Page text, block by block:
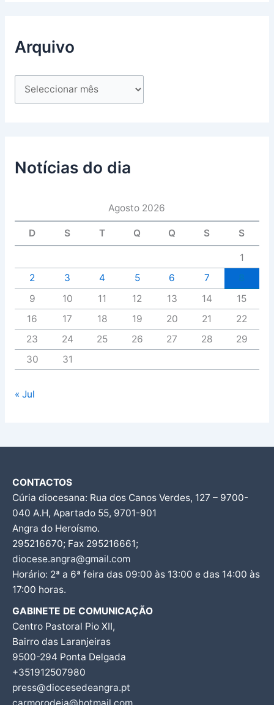
Arquivo
Notícias do dia
Agosto 2026
D S T Q Q S S
1
2
3 4 5 6 7
9
10 11 12 13 14
15
16
17 18 19 20 21
22
23
24 25 26 27 28
29
30
31
« Jul
CONTACTOS
Cúria diocesana: Rua dos Canos Verdes, 127 – 9700-
040 A.H, Apartado 55, 9701-901
Angra do Heroísmo.
295216670; Fax 295216661;
diocese.angra@gmail.com
Horário: 2ª a 6ª feira das 09:00 às 13:00 e das 14:00 às
17:00 horas.
GABINETE DE COMUNICAÇÃO
Centro Pastoral Pio XII,
Bairro das Laranjeiras
9500-294 Ponta Delgada
+351912507980
press@diocesedeangra.pt
carmorodeia@hotmail.com